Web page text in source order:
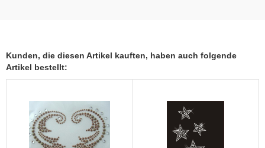
Kunden, die diesen Artikel kauften, haben auch folgende
Artikel bestellt: